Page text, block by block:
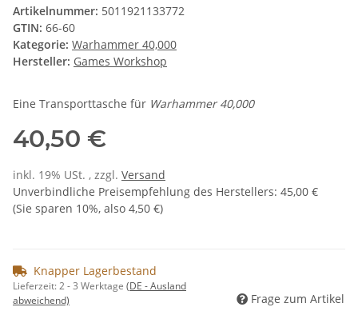
Artikelnummer: 5011921133772
GTIN: 66-60
Kategorie: Warhammer 40,000
Hersteller: Games Workshop
Eine Transporttasche für Warhammer 40,000
40,50 €
inkl. 19% USt. , zzgl. Versand
Unverbindliche Preisempfehlung des Herstellers: 45,00 €
(Sie sparen 10%, also 4,50 €)
Knapper Lagerbestand
Lieferzeit:2 - 3 Werktage (DE - Ausland
abweichend)
Frage zum Artikel